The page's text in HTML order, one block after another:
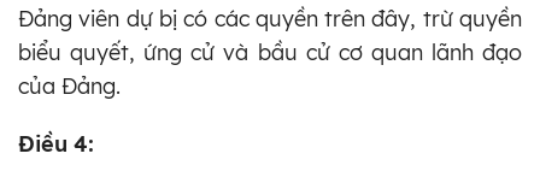
Đảng viên dự bị có các quyền trên đây, trừ quyền
biểu quyết, ứng cử và bầu cử cơ quan lãnh đạo
của Đảng.
Điều 4: